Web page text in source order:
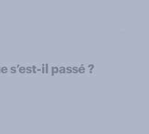
s’est-il passé ?